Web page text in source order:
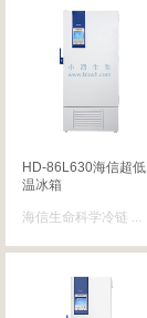
HD-86L630海信超低
温冰箱
海信生命科学冷链 ...